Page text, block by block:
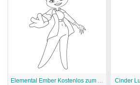
Elemental Ember Kostenlos zum Ausdrucken Cinder